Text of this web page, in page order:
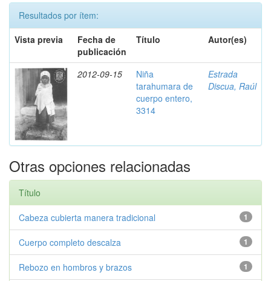
Resultados por ítem:
Vista previa
Fecha de
publicación
Título Autor(es)
2012-09-15
Niña
tarahumara de
cuerpo entero,
3314
Estrada
Discua, Raúl
Otras opciones relacionadas
Título
1
Cabeza cubierta manera tradicional
1
Cuerpo completo descalza
1
Rebozo en hombros y brazos